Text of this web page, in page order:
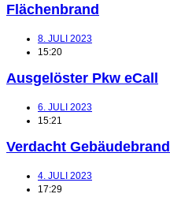
Flächenbrand
8. JULI 2023
15:20
Ausgelöster Pkw eCall
6. JULI 2023
15:21
Verdacht Gebäudebrand
4. JULI 2023
17:29